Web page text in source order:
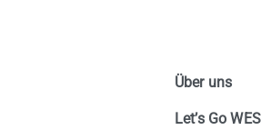
Über uns
Let’s Go